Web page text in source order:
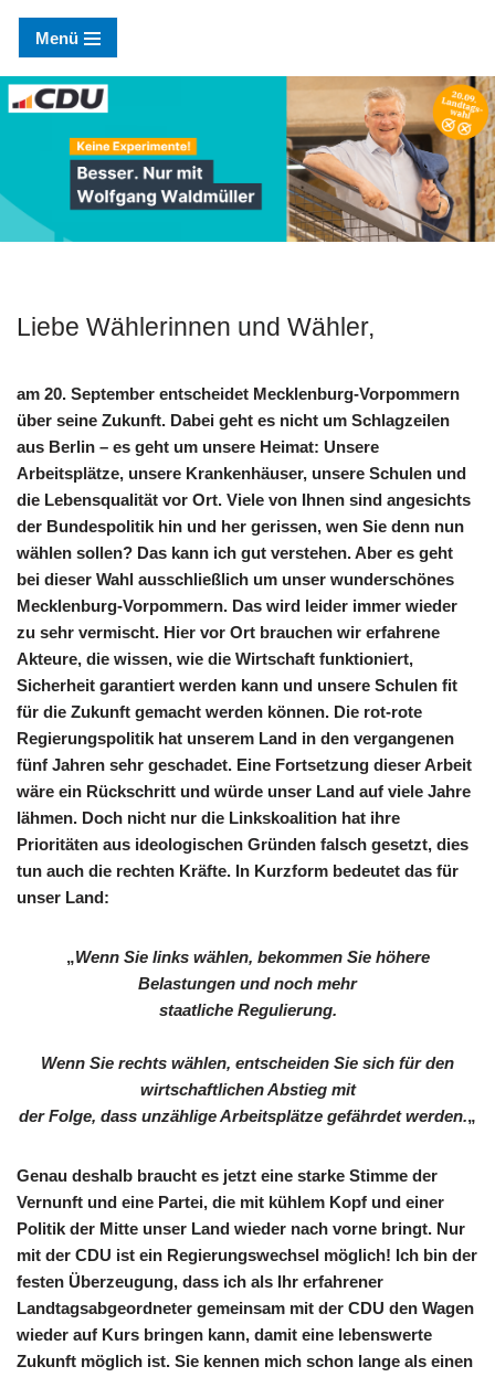
Zum
Inhalt
springen
Menü
Liebe Wählerinnen und Wähler,
am 20. September entscheidet Mecklenburg-Vorpommern
über seine Zukunft. Dabei geht es nicht um Schlagzeilen
aus Berlin – es geht um unsere Heimat: Unsere
Arbeitsplätze, unsere Krankenhäuser, unsere Schulen und
die Lebensqualität vor Ort. Viele von Ihnen sind angesichts
der Bundespolitik hin und her gerissen, wen Sie denn nun
wählen sollen? Das kann ich gut verstehen. Aber es geht
bei dieser Wahl ausschließlich um unser wunderschönes
Mecklenburg-Vorpommern. Das wird leider immer wieder
zu sehr vermischt. Hier vor Ort brauchen wir erfahrene
Akteure, die wissen, wie die Wirtschaft funktioniert,
Sicherheit garantiert werden kann und unsere Schulen fit
für die Zukunft gemacht werden können. Die rot-rote
Regierungspolitik hat unserem Land in den vergangenen
fünf Jahren sehr geschadet. Eine Fortsetzung dieser Arbeit
wäre ein Rückschritt und würde unser Land auf viele Jahre
lähmen. Doch nicht nur die Linkskoalition hat ihre
Prioritäten aus ideologischen Gründen falsch gesetzt, dies
tun auch die rechten Kräfte. In Kurzform bedeutet das für
unser Land:
„Wenn Sie links wählen, bekommen Sie höhere
Belastungen und noch mehr
staatliche Regulierung.
Wenn Sie rechts wählen, entscheiden Sie sich für den
wirtschaftlichen Abstieg mit
der Folge, dass unzählige Arbeitsplätze gefährdet werden.„
Genau deshalb braucht es jetzt eine starke Stimme der
Vernunft und eine Partei, die mit kühlem Kopf und einer
Politik der Mitte unser Land wieder nach vorne bringt. Nur
mit der CDU ist ein Regierungswechsel möglich! Ich bin der
festen Überzeugung, dass ich als Ihr erfahrener
Landtagsabgeordneter gemeinsam mit der CDU den Wagen
wieder auf Kurs bringen kann, damit eine lebenswerte
Zukunft möglich ist. Sie kennen mich schon lange als einen